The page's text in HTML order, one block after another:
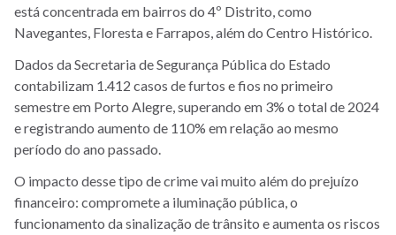
está concentrada em bairros do 4º Distrito, como
Navegantes, Floresta e Farrapos, além do Centro Histórico.
Dados da Secretaria de Segurança Pública do Estado
contabilizam 1.412 casos de furtos e fios no primeiro
semestre em Porto Alegre, superando em 3% o total de 2024
e registrando aumento de 110% em relação ao mesmo
período do ano passado.
O impacto desse tipo de crime vai muito além do prejuízo
financeiro: compromete a iluminação pública, o
funcionamento da sinalização de trânsito e aumenta os riscos